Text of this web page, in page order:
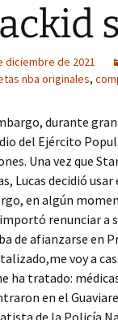
diciembre de 2021
nba originales,
durante
del Ejército
Una vez que
Lucas decidió
en algún
renunciar a
de afianzarse en
voy a
ha tratado:
en el
de la Policía